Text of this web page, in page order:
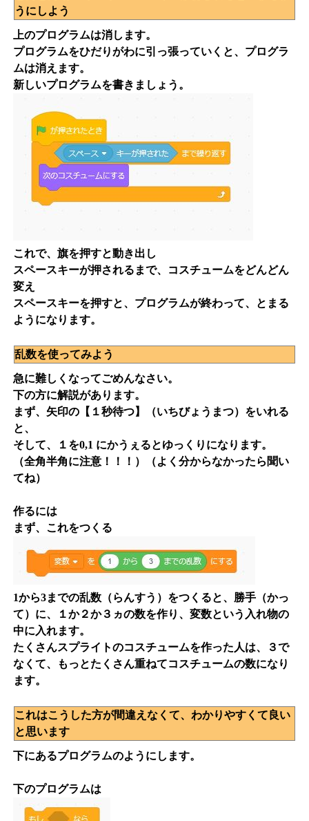
うにしよう
上のプログラムは消します。
プログラムをひだりがわに引っ張っていくと、プログラ
ムは消えます。
新しいプログラムを書きましょう。
これで、旗を押すと動き出し
スペースキーが押されるまで、コスチュームをどんどん
変え
スペースキーを押すと、プログラムが終わって、とまる
ようになります。
乱数を使ってみよう
急に難しくなってごめんなさい。
下の方に解説があります。
まず、矢印の【１秒待つ】（いちびょうまつ）をいれる
と、
そして、１を0,1 にかうぇるとゆっくりになります。
（全角半角に注意！！！）（よく分からなかったら聞い
てね）
作るには
まず、これをつくる
1から3までの乱数（らんすう）をつくると、勝手（かっ
て）に、１か２か３ヵの数を作り、変数という入れ物の
中に入れます。
たくさんスプライトのコスチュームを作った人は、３で
なくて、もっとたくさん重ねてコスチュームの数になり
ます。
これはこうした方が間違えなくて、わかりやすくて良い
と思います
下にあるプログラムのようにします。
下のプログラムは